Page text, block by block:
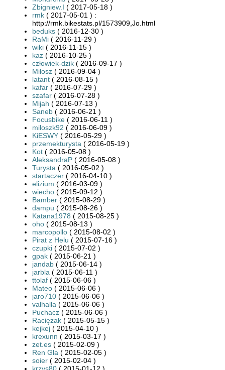
Zbigniew.I ( 2017-05-18 )
rmk ( 2017-05-01 ) :
http://rmk.bikestats.pl/1573909,Jo.html
beduks ( 2016-12-30 )
RaMi ( 2016-11-29 )
wiki ( 2016-11-15 )
kaz ( 2016-10-25 )
człowiek-dzik ( 2016-09-17 )
Miłosz ( 2016-09-04 )
latant ( 2016-08-15 )
kafar ( 2016-07-29 )
szafar ( 2016-07-28 )
Mijah ( 2016-07-13 )
Saneb ( 2016-06-21 )
Focusbike ( 2016-06-11 )
miloszk92 ( 2016-06-09 )
KiESWY ( 2016-05-29 )
przemekturysta ( 2016-05-19 )
Kot ( 2016-05-08 )
AleksandraP ( 2016-05-08 )
Turysta ( 2016-05-02 )
startaczer ( 2016-04-10 )
elizium ( 2016-03-09 )
wiecho ( 2015-09-12 )
Bamber ( 2015-08-29 )
dampu ( 2015-08-26 )
Katana1978 ( 2015-08-25 )
oho ( 2015-08-13 )
marcopollo ( 2015-08-02 )
Pirat z Helu ( 2015-07-16 )
czupki ( 2015-07-02 )
gpak ( 2015-06-21 )
jandab ( 2015-06-14 )
jarbla ( 2015-06-11 )
ttolaf ( 2015-06-06 )
Mateo ( 2015-06-06 )
jaro710 ( 2015-06-06 )
valhalla ( 2015-06-06 )
Puchacz ( 2015-06-06 )
Raciężak ( 2015-05-15 )
kejkej ( 2015-04-10 )
krexunn ( 2015-03-17 )
zet.es ( 2015-02-09 )
Ren Gla ( 2015-02-05 )
soier ( 2015-02-04 )
krzys80 ( 2015-01-12 )